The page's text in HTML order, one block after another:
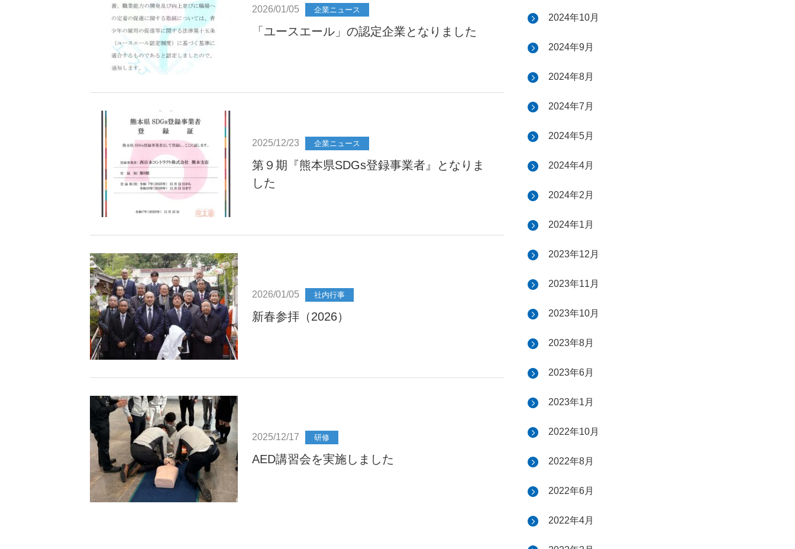
2026/01/05 企業ニュース
「ユースエール」の認定企業となりました
2025/12/23 企業ニュース
第９期『熊本県SDGs登録事業者』となりま
した
2026/01/05 社内行事
新春参拝（2026）
2025/12/17 研修
AED講習会を実施しました
2024年10月
2024年9月
2024年8月
2024年7月
2024年5月
2024年4月
2024年2月
2024年1月
2023年12月
2023年11月
2023年10月
2023年8月
2023年6月
2023年1月
2022年10月
2022年8月
2022年6月
2022年4月